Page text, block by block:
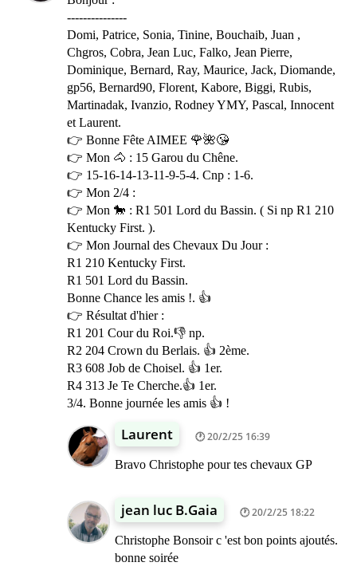
---------------
Domi, Patrice, Sonia, Tinine, Bouchaib, Juan ,
Chgros, Cobra, Jean Luc, Falko, Jean Pierre,
Dominique, Bernard, Ray, Maurice, Jack, Diomande,
gp56, Bernard90, Florent, Kabore, Biggi, Rubis,
Martinadak, Ivanzio, Rodney YMY, Pascal, Innocent
et Laurent.
👉 Bonne Fête AIMEE 🌹🌺😘
👉 Mon 🐴 : 15 Garou du Chêne.
👉 15-16-14-13-11-9-5-4. Cnp : 1-6.
👉 Mon 2/4 :
👉 Mon 🐎 : R1 501 Lord du Bassin. ( Si np R1 210
Kentucky First. ).
👉 Mon Journal des Chevaux Du Jour :
R1 210 Kentucky First.
R1 501 Lord du Bassin.
Bonne Chance les amis !. 👍
👉 Résultat d'hier :
R1 201 Cour du Roi.👎 np.
R2 204 Crown du Berlais. 👍 2ème.
R3 608 Job de Choisel. 👍 1er.
R4 313 Je Te Cherche.👍 1er.
3/4. Bonne journée les amis 👍 !
Laurent 20/2/25 16:39
Bravo Christophe pour tes chevaux GP
jean luc B.Gaia 20/2/25 18:22
Christophe Bonsoir c 'est bon points ajoutés.
bonne soirée